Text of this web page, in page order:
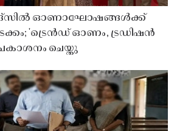
ഓണാഘോഷങ്ങൾക്ക്
'ട്രെൻഡ് ഓണം, ട്രഡിഷൻ
ചെയ്തു